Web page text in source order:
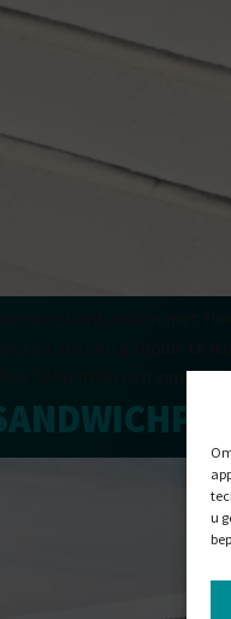
u
Schuimkernen van